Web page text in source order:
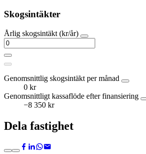
Skogsintäkter
Årlig skogsintäkt (kr/år)
Genomsnittlig skogsintäkt per månad
0 kr
Genomsnittligt kassaflöde efter finansiering
−8 350 kr
Dela fastighet